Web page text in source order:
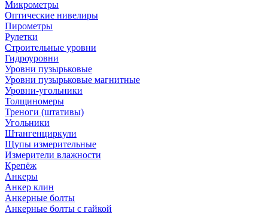
Микрометры
Оптические нивелиры
Пирометры
Рулетки
Строительные уровни
Гидроуровни
Уровни пузырьковые
Уровни пузырьковые магнитные
Уровни-угольники
Толщиномеры
Треноги (штативы)
Угольники
Штангенциркули
Щупы измерительные
Измерители влажности
Крепёж
Анкеры
Анкер клин
Анкерные болты
Анкерные болты с гайкой